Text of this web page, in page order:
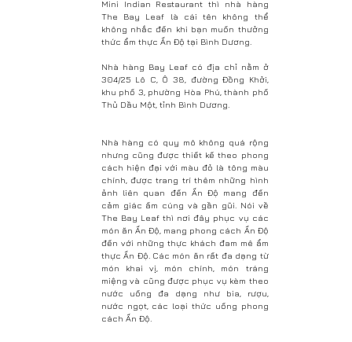
Mini Indian Restaurant thì nhà hàng
The Bay Leaf là cái tên không thể
không nhắc đến khi bạn muốn thưởng
thức ẩm thực Ấn Độ tại Bình Dương.
Nhà hàng Bay Leaf có địa chỉ nằm ở
304/25 Lô C, Ô 38, đường Đồng Khởi,
khu phố 3, phường Hòa Phú, thành phố
Thủ Dầu Một, tỉnh Bình Dương.
Nhà hàng có quy mô không quá rộng
nhưng cũng được thiết kế theo phong
cách hiện đại với màu đỏ là tông màu
chính, được trang trí thêm những hình
ảnh liên quan đến Ấn Độ mang đến
cảm giác ấm cúng và gần gũi. Nói về
The Bay Leaf thì nơi đây phục vụ các
món ăn Ấn Độ, mang phong cách Ấn Độ
đến với những thực khách đam mê ẩm
thực Ấn Độ. Các món ăn rất đa dạng từ
món khai vị, món chính, món tráng
miệng và cũng được phục vụ kèm theo
nước uống đa dạng như bia, rượu,
nước ngọt, các loại thức uống phong
cách Ấn Độ.